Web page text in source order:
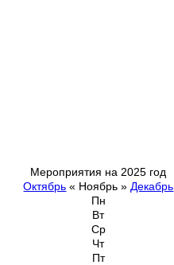
Мероприятия на 2025 год
Октябрь « Ноябрь » Декабрь
Пн
Вт
Ср
Чт
Пт